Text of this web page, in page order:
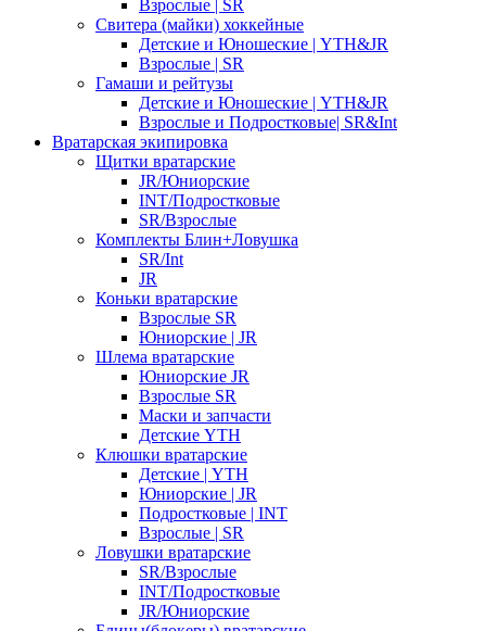
Взрослые | SR
Свитера (майки) хоккейные
Детские и Юношеские | YTH&JR
Взрослые | SR
Гамаши и рейтузы
Детские и Юношеские | YTH&JR
Взрослые и Подростковые| SR&Int
Вратарская экипировка
Щитки вратарские
JR/Юниорские
INT/Подростковые
SR/Взрослые
Комплекты Блин+Ловушка
SR/Int
JR
Коньки вратарские
Взрослые SR
Юниорские | JR
Шлема вратарские
Юниорские JR
Взрослые SR
Маски и запчасти
Детские YTH
Клюшки вратарские
Детские | YTH
Юниорские | JR
Подростковые | INT
Взрослые | SR
Ловушки вратарские
SR/Взрослые
INT/Подростковые
JR/Юниорские